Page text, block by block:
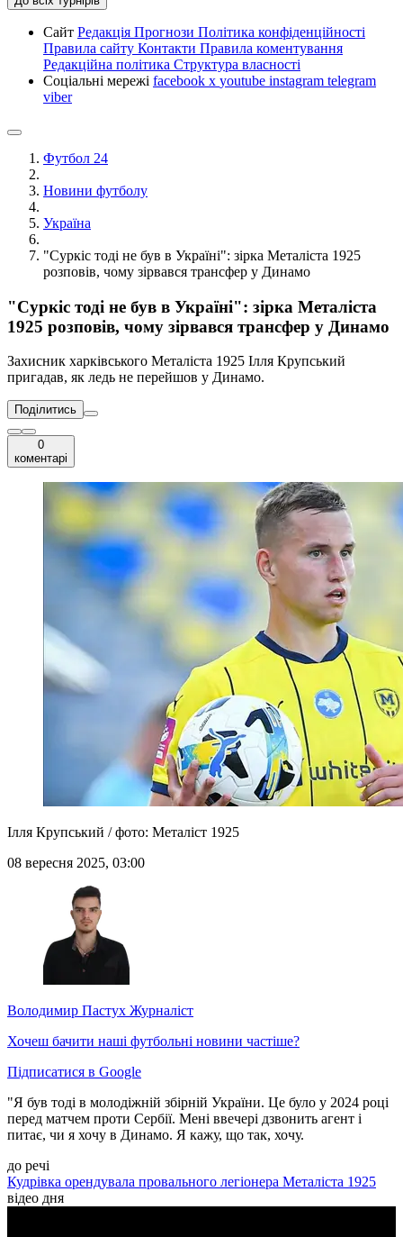
Сайт Редакція Прогнози Політика конфіденційності
Правила сайту Контакти Правила коментування
Редакційна політика Структура власності
Соціальні мережі facebook x youtube instagram telegram
viber
Футбол 24
Новини футболу
Україна
"Суркіс тоді не був в Україні": зірка Металіста 1925
розповів, чому зірвався трансфер у Динамо
"Суркіс тоді не був в Україні": зірка Металіста
1925 розповів, чому зірвався трансфер у Динамо
Захисник харківського Металіста 1925 Ілля Крупський
пригадав, як ледь не перейшов у Динамо.
Поділитись
0
коментарі
Ілля Крупський / фото: Металіст 1925
08 вересня 2025, 03:00
Володимир Пастух Журналіст
Хочеш бачити наші футбольні новини частіше?
Підписатися в Google
"Я був тоді в молодіжній збірній України. Це було у 2024 році
перед матчем проти Сербії. Мені ввечері дзвонить агент і
питає, чи я хочу в Динамо. Я кажу, що так, хочу.
до речі
Кудрівка орендувала провального легіонера Металіста 1925
відео дня